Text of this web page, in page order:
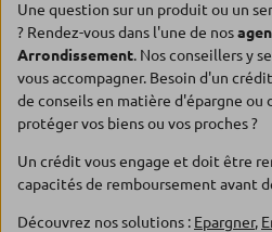
Une question sur un produit ou un
? Rendez-vous dans l'une de nos
Arrondissement. Nos conseillers y
vous accompagner. Besoin d'un
de conseils en matière d'épargne ou
protéger vos biens ou vos proches ?
Un crédit vous engage et doit être
capacités de remboursement avant
Découvrez nos solutions : Epargner,